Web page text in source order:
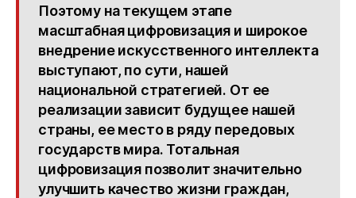
Поэтому на текущем этапе
масштабная цифровизация и широкое
внедрение искусственного интеллекта
выступают, по сути, нашей
национальной стратегией. От ее
реализации зависит будущее нашей
страны, ее место в ряду передовых
государств мира. Тотальная
цифровизация позволит значительно
улучшить качество жизни граждан,